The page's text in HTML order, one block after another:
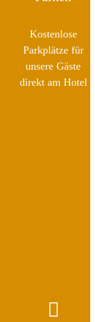
Kostenlose
Parkplätze für
unsere Gäste
direkt am Hotel